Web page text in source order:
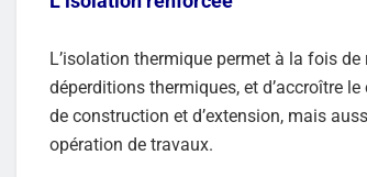
L’isolation thermique permet à la fois
déperditions thermiques, et d’accroître
de construction et d’extension, mais
opération de travaux.